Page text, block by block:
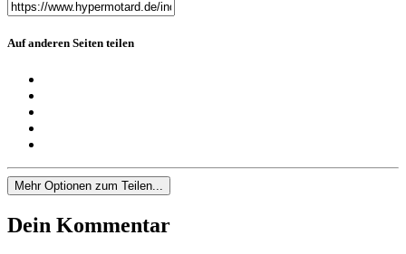
Auf anderen Seiten teilen
Mehr Optionen zum Teilen...
Dein Kommentar